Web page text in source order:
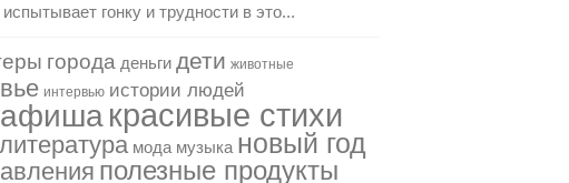
испытывает гонку и трудности в это...
города деньги дети животные
интервью истории людей
красивые стихи
литература мода музыка новый год
полезные продукты